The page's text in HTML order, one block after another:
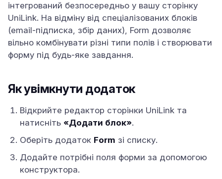
інтегрований безпосередньо у вашу сторінку
UniLink. На відміну від спеціалізованих блоків
(email-підписка, збір даних), Form дозволяє
вільно комбінувати різні типи полів і створювати
форму під будь-яке завдання.
Як увімкнути додаток
Відкрийте редактор сторінки UniLink та
натисніть «Додати блок».
Оберіть додаток Form зі списку.
Додайте потрібні поля форми за допомогою
конструктора.